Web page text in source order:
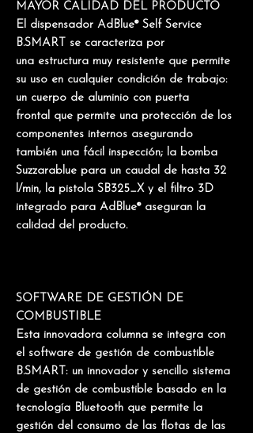
MAYOR CALIDAD DEL PRODUCTO
El dispensador AdBlue® Self Service
B.SMART se caracteriza por
una estructura muy resistente que permite
su uso en cualquier condición de trabajo:
un cuerpo de aluminio con puerta
frontal que permite una protección de los
componentes internos asegurando
también una fácil inspección; la bomba
Suzzarablue para un caudal de hasta 32
l/min, la pistola SB325_X y el filtro 3D
integrado para AdBlue®aseguran la
calidad del producto.
SOFTWARE DE GESTIÓN DE
COMBUSTIBLE
Esta innovadora columna se integra con
el software de gestión de combustible
B.SMART : un innovador y sencillo sistema
de gestión de combustible basado en la
tecnología Bluetooth que permite la
gestión del consumo de las flotas de las